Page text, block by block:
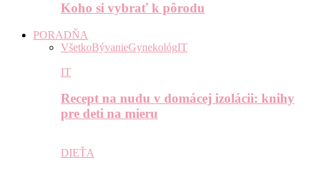
Koho si vybrať k pôrodu
PORADŇA
VšetkoBývanieGynekológIT
IT
Recept na nudu v domácej izolácii: knihy
pre deti na mieru
DIEŤA